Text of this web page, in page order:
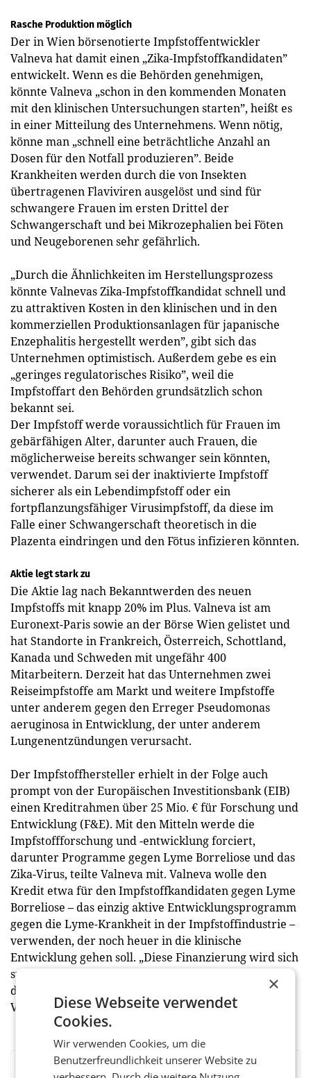
Rasche Produktion möglich
Der in Wien börsenotierte Impfstoffentwickler
Valneva hat damit einen „Zika-Impfstoffkandidaten”
entwickelt. Wenn es die Behörden genehmigen,
könnte Valneva „schon in den kommenden Monaten
mit den klinischen Untersuchungen starten”, heißt es
in einer Mitteilung des Unternehmens. Wenn nötig,
könne man „schnell eine beträchtliche Anzahl an
Dosen für den Notfall produzieren”. Beide
Krankheiten werden durch die von Insekten
übertragenen Flaviviren ausgelöst und sind für
schwangere Frauen im ersten Drittel der
Schwangerschaft und bei Mikro­zephalien bei Föten
und Neugeborenen sehr gefährlich.
„Durch die Ähnlichkeiten im Herstellungsprozess
könnte Valnevas Zika-Impfstoffkandidat schnell und
zu attraktiven Kosten in den klinischen und in den
kommerziellen Produktionsanlagen für japanische
Enzephalitis hergestellt werden”, gibt sich das
Unternehmen optimistisch. Außerdem gebe es ein
„geringes regulatorisches Risiko”, weil die
Impfstoffart den Behörden grundsätzlich schon
bekannt sei.
Der Impfstoff werde voraussichtlich für Frauen im
gebärfähigen ­Alter, darunter auch Frauen, die
möglicherweise bereits schwanger sein könnten,
verwendet. Darum sei der inaktivierte Impfstoff
sicherer als ein Lebendimpfstoff oder ein
fortpflanzungsfähiger Virusimpfstoff, da diese im
Falle einer Schwangerschaft theoretisch in die
Plazenta eindringen und den Fötus infizieren könnten.
Aktie legt stark zu
Die Aktie lag nach Bekanntwerden des neuen
Impfstoffs mit knapp 20% im Plus. Valneva ist am
Euronext-Paris sowie an der Börse Wien gelistet und
hat Standorte in Frankreich, Österreich, Schottland,
Kanada und Schweden mit ungefähr 400
Mitarbeitern. Derzeit hat das Unternehmen zwei
Reiseimpfstoffe am Markt und weitere Impfstoffe
unter anderem gegen den Erreger Pseudomonas
aeruginosa in Entwicklung, der unter anderem
Lungenentzündungen verursacht.
Der Impfstoffhersteller erhielt in der Folge auch
prompt von der Europäischen Investitionsbank (EIB)
einen Kreditrahmen über 25 Mio. € für Forschung und
Entwicklung (F&E). Mit den Mitteln werde die
Impfstoffforschung und -entwicklung forciert,
darunter Programme gegen Lyme Borreliose und das
Zika-Virus, teilte Valneva mit. Valneva wolle den
Kredit etwa für den Impfstoffkandidaten gegen Lyme
Borreliose – das einzig aktive Entwicklungsprogramm
gegen die Lyme-Krankheit in der Impfstoffindus­trie –
verwenden, der noch heuer in die klinische
Entwicklung gehen soll. „Diese Finanzierung wird sich
spürbar auf die Gesundheit und das tägliche Leben
der Bürger in Europa auswirken”, erklärte EIB-
Vizepräsident Ambroise Fayolle.
BEWERTEN SIE DIESEN ARTIKEL
×
Diese Webseite verwendet
Cookies.
Wir verwenden Cookies, um die
Benutzerfreundlichkeit unserer Website zu